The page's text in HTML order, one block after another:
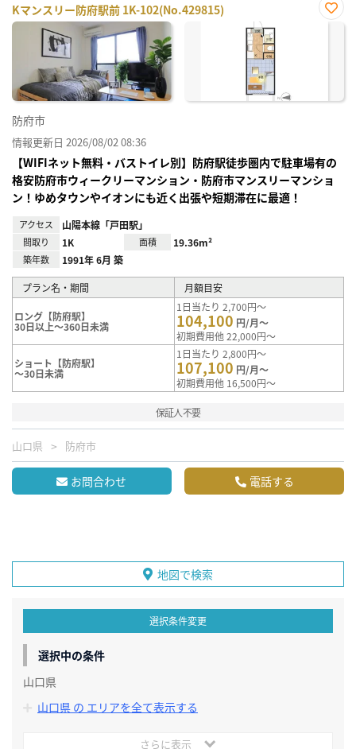
Kマンスリー防府駅前 1K-102(No.429815)
お気
防府市
情報更新日 2026/08/02 08:36
【WIFIネット無料・バストイレ別】防府駅徒歩圏内で駐車場有の
格安防府市ウィークリーマンション・防府市マンスリーマンショ
ン！ゆめタウンやイオンにも近く出張や短期滞在に最適！
アクセス 山陽本線「戸田駅」
間取り 1K 面積 19.36m²
築年数 1991年 6月 築
プラン名・期間 月額目安
ロング【防府駅】
30日以上～360日未満
1日当たり 2,700円～
104,100 円/月～
初期費用他 22,000円～
ショート【防府駅】
～30日未満
1日当たり 2,800円～
107,100 円/月～
初期費用他 16,500円～
保証人不要
山口県 防府市
お問合わせ 電話する
地図で検索
選択条件変更
選択中の条件
山口県
山口県 の エリアを全て表示する
さらに表示